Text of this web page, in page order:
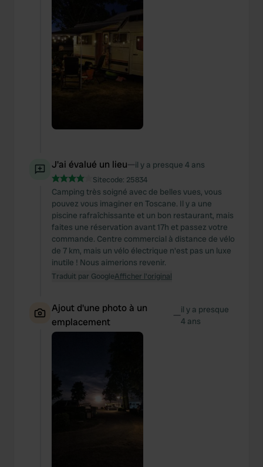
J'ai évalué un lieu—il y a presque 4 ans
Sitecode: 25834
Camping très soigné avec de belles vues, vous
pouvez vous imaginer en Toscane. Il y a une
piscine rafraîchissante et un bon restaurant, mais
faites une réservation avant 17h et passez votre
commande. Centre commercial à distance de vélo
de 7 km, mais un vélo électrique n'est pas un luxe
inutile ! Nous aimerions revenir.
Traduit par GoogleAfficher l'original
Ajout d'une photo à un
emplacement
—il y a presque
4 ans